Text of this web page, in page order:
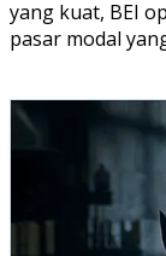
yang kuat, BEI
pasar modal